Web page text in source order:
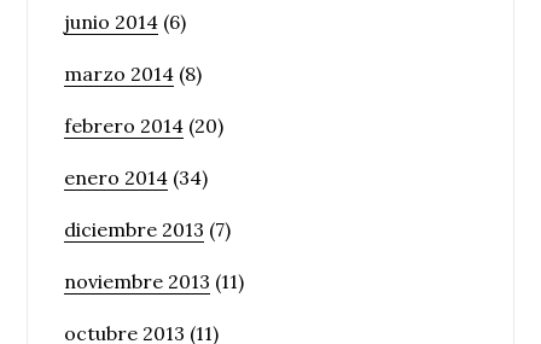
junio 2014 (6)
marzo 2014 (8)
febrero 2014 (20)
enero 2014 (34)
diciembre 2013 (7)
noviembre 2013 (11)
octubre 2013 (11)